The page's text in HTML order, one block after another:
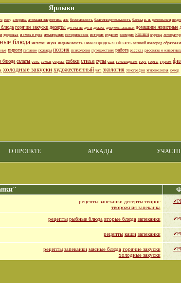
Ярлыки
runy америка атомная энергетика аэс безопасность благотворительность блины в. и. долгопалец
блюда горячие закуски десерты детектив дети диалог документальный домашние животные
здоровье и смех и грех иммиграция историческое история иудаизм комедия кошки курица
блюда напитки наука недвижимость нижегородская область нижний новгород
пироги питание пожары поэзия психология путешествия работа рассказ рассказы о животных
блюда салаты секс семья сериал собаки стихи супы сша телевидение торт торты туризм
холодные закуски художественный чат экология этнография этноэкология юмор
О ПРОЕКТЕ АРКАДЫ
рецепты запеканки десерты творог
творожная запеканка
рецепты рыбные блюда вторые блюда запеканки
рецепты каши запеканки
рецепты запеканки мясные блюда горячие закуски
холодные закуски